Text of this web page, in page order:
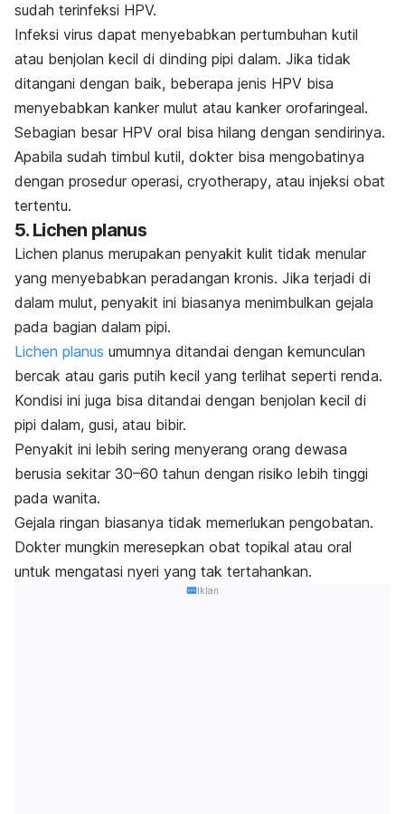
sudah terinfeksi HPV.
Infeksi virus dapat menyebabkan pertumbuhan kutil
atau benjolan kecil di dinding pipi dalam. Jika tidak
ditangani dengan baik, beberapa jenis HPV bisa
menyebabkan kanker mulut atau kanker orofaringeal.
Sebagian besar HPV oral bisa hilang dengan sendirinya.
Apabila sudah timbul kutil, dokter bisa mengobatinya
dengan prosedur operasi, cryotherapy, atau injeksi obat
tertentu.
5. Lichen planus
Lichen planus merupakan penyakit kulit tidak menular
yang menyebabkan peradangan kronis. Jika terjadi di
dalam mulut, penyakit ini biasanya menimbulkan gejala
pada bagian dalam pipi.
Lichen planus umumnya ditandai dengan kemunculan
bercak atau garis putih kecil yang terlihat seperti renda.
Kondisi ini juga bisa ditandai dengan benjolan kecil di
pipi dalam, gusi, atau bibir.
Penyakit ini lebih sering menyerang orang dewasa
berusia sekitar 30–60 tahun dengan risiko lebih tinggi
pada wanita.
Gejala ringan biasanya tidak memerlukan pengobatan.
Dokter mungkin meresepkan obat topikal atau oral
untuk mengatasi nyeri yang tak tertahankan.
Iklan